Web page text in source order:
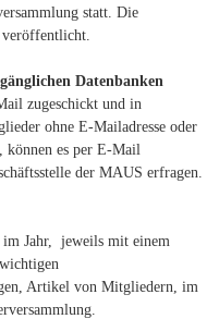
statt. Die
Datenbanken
zugeschickt und in
ohne E-Mailadresse oder
können es per E-Mail
der MAUS erfragen.
im Jahr, jeweils mit einem
Artikel von Mitgliedern, im